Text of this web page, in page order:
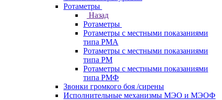
Ротаметры
Назад
Ротаметры
Ротаметры с местными показаниями
типа РМА
Ротаметры с местными показаниями
типа РМ
Ротаметры с местными показаниями
типа РМФ
Звонки громкого боя /сирены
Исполнительные механизмы МЭО и МЭОФ